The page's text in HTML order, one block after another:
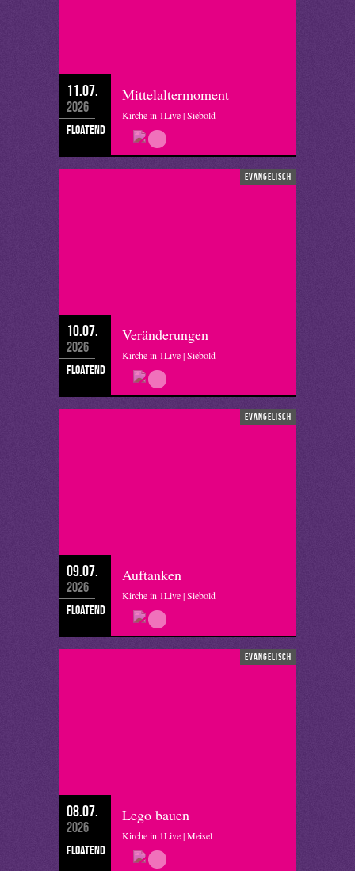
11.07.
2026
floatend
Mittelaltermoment
Kirche in 1Live | Siebold
evangelisch
10.07.
2026
floatend
Veränderungen
Kirche in 1Live | Siebold
evangelisch
09.07.
2026
floatend
Auftanken
Kirche in 1Live | Siebold
evangelisch
08.07.
2026
floatend
Lego bauen
Kirche in 1Live | Meisel